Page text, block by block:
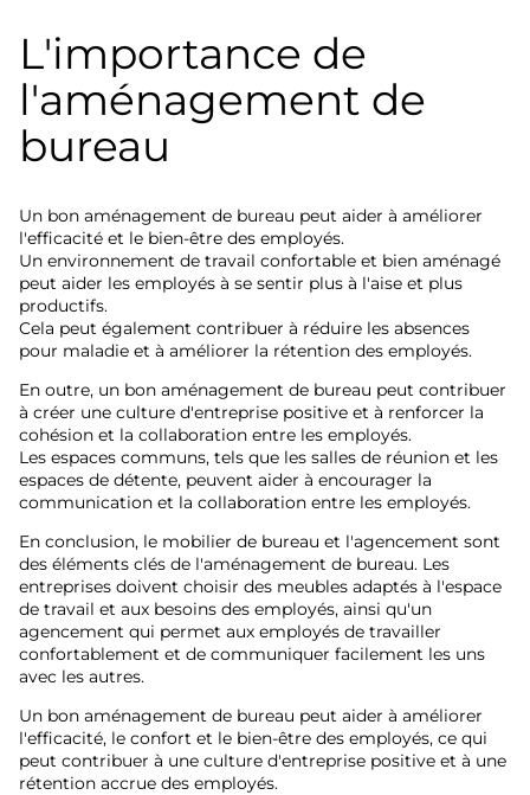
L'importance de
l'aménagement de
bureau
Un bon aménagement de bureau peut aider à améliorer
l'efficacité et le bien-être des employés.
Un environnement de travail confortable et bien aménagé
peut aider les employés à se sentir plus à l'aise et plus
productifs.
Cela peut également contribuer à réduire les absences
pour maladie et à améliorer la rétention des employés.
En outre, un bon aménagement de bureau peut contribuer
à créer une culture d'entreprise positive et à renforcer la
cohésion et la collaboration entre les employés.
Les espaces communs, tels que les salles de réunion et les
espaces de détente, peuvent aider à encourager la
communication et la collaboration entre les employés.
En conclusion, le mobilier de bureau et l'agencement sont
des éléments clés de l'aménagement de bureau. Les
entreprises doivent choisir des meubles adaptés à l'espace
de travail et aux besoins des employés, ainsi qu'un
agencement qui permet aux employés de travailler
confortablement et de communiquer facilement les uns
avec les autres.
Un bon aménagement de bureau peut aider à améliorer
l'efficacité, le confort et le bien-être des employés, ce qui
peut contribuer à une culture d'entreprise positive et à une
rétention accrue des employés.